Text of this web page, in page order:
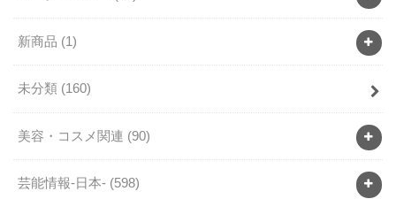
新商品 (1)
未分類 (160)
美容・コスメ関連 (90)
芸能情報-日本- (598)